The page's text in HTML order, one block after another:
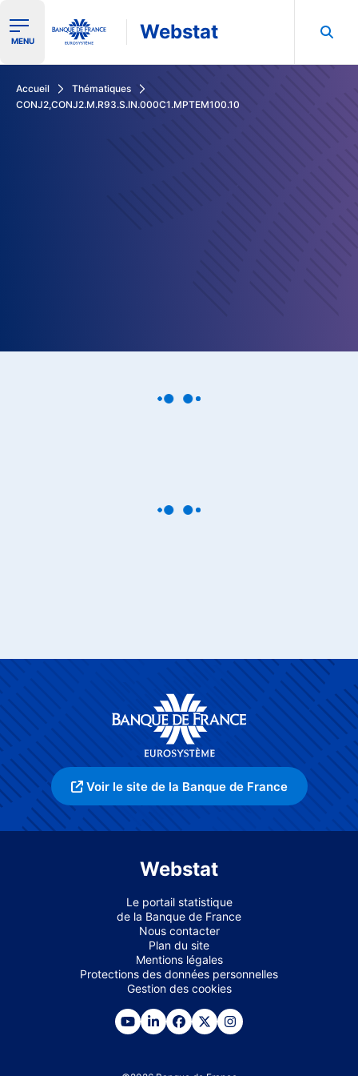
Ouvrir le menu de navigation
MENU Webstat
Accueil
Thématiques
CONJ2,CONJ2.M.R93.S.IN.000C1.MPTEM100.10
Voir le site de la Banque de France
Webstat
Le portail statistique
de la Banque de France
Nous contacter
Plan du site
Mentions légales
Protections des données personnelles
Gestion des cookies